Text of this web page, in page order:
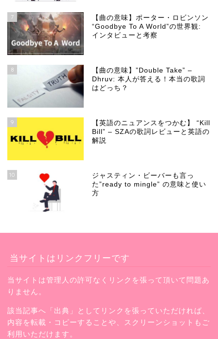
7
【曲の意味】ポーター・ロビンソン
“Goodbye To A World”の世界観:
インタビューと考察
8
【曲の意味】”Double Take” –
Dhruv: 本人が答える！本当の歌詞
はどっち？
9
【英語のニュアンスをつかむ】 “Kill
Bill” – SZAの歌詞レビューと英語の
解説
10
ジャスティン・ビーバーも言っ
た”ready to mingle” の意味と使い
方
当サイトはリンクフリーです
当サイトは管理人の許可なくリンクを張って頂いて問題あ
りません。
該当記事へ「出典」としてリンクを張っていただければ、
内容を転載・コピーすることや、スクリーンショットもご
利用いただけます。